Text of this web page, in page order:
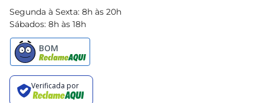
Segunda à Sexta: 8h às 20h
Sábados: 8h às 18h